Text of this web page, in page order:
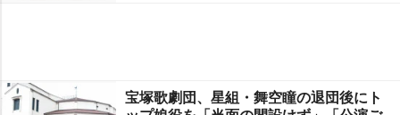
宝塚歌劇団、星組・舞空瞳の退団後にト